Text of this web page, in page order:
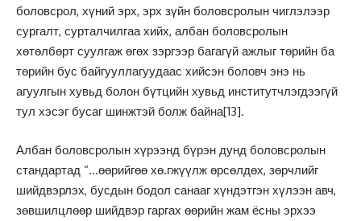
боловсрол, хүний эрх, эрх зүйн боловсролын чиглэлээр
сургалт, сурталчилгаа хийх, албан боловсролын
хөтөлбөрт суулгаж өгөх зэргээр багагүй ажлыг төрийн ба
төрийн бус байгууллагуудаас хийсэн боловч энэ нь
агуулгын хувьд болон бүтцийн хувьд институтчлэгдээгүй
тул хэсэг бусаг шинжтэй болж байна[13].
Албан боловсролын хүрээнд бүрэн дунд боловсролын
стандартад “…өөрийгөө хө.гжүүлж өрсөлдөх, зөрчлийг
шийдвэрлэх, бусдын бодол санааг хүндэтгэн хүлээн авч,
зөвшилцлөөр шийдвэр гаргах өөрийн жам ёсны эрхээ